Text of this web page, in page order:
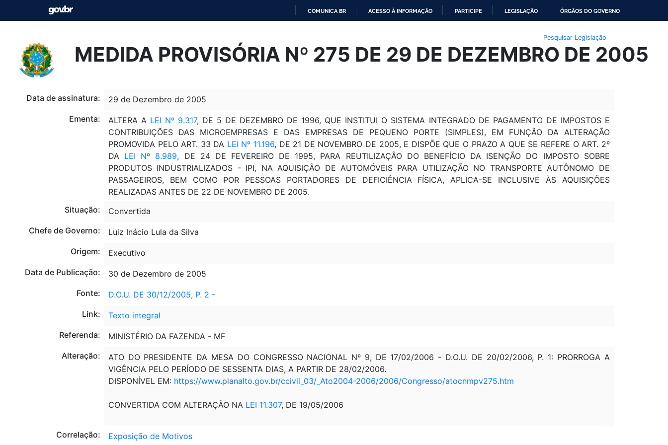
O
CONTEÚDO
COMUNICA BR ACESSO À INFORMAÇÃO PARTICIPE LEGISLAÇÃO ÓRGÃOS DO GOVERNO
Pesquisar Legislação
MEDIDA PROVISÓRIA Nº 275 DE 29 DE DEZEMBRO DE 2005
Data de assinatura:
29 de Dezembro de 2005
Ementa:
ALTERA A LEI Nº 9.317, DE 5 DE DEZEMBRO DE 1996, QUE INSTITUI O SISTEMA INTEGRADO DE PAGAMENTO DE IMPOSTOS E
CONTRIBUIÇÕES DAS MICROEMPRESAS E DAS EMPRESAS DE PEQUENO PORTE (SIMPLES), EM FUNÇÃO DA ALTERAÇÃO
PROMOVIDA PELO ART. 33 DA LEI Nº 11.196, DE 21 DE NOVEMBRO DE 2005, E DISPÕE QUE O PRAZO A QUE SE REFERE O ART. 2º
DA LEI Nº 8.989, DE 24 DE FEVEREIRO DE 1995, PARA REUTILIZAÇÃO DO BENEFÍCIO DA ISENÇÃO DO IMPOSTO SOBRE
PRODUTOS INDUSTRIALIZADOS - IPI, NA AQUISIÇÃO DE AUTOMÓVEIS PARA UTILIZAÇÃO NO TRANSPORTE AUTÔNOMO DE
PASSAGEIROS, BEM COMO POR PESSOAS PORTADORES DE DEFICIÊNCIA FÍSICA, APLICA-SE INCLUSIVE ÀS AQUISIÇÕES
REALIZADAS ANTES DE 22 DE NOVEMBRO DE 2005.
Situação:
Convertida
Chefe de Governo:
Luiz Inácio Lula da Silva
Origem:
Executivo
Data de Publicação:
30 de Dezembro de 2005
Fonte:
D.O.U. DE 30/12/2005, P. 2 -
Link:
Texto integral
Referenda:
MINISTÉRIO DA FAZENDA - MF
Alteração:
ATO DO PRESIDENTE DA MESA DO CONGRESSO NACIONAL Nº 9, DE 17/02/2006 - D.O.U. DE 20/02/2006, P. 1: PRORROGA A
VIGÊNCIA PELO PERÍODO DE SESSENTA DIAS, A PARTIR DE 28/02/2006.
DISPONÍVEL EM: https://www.planalto.gov.br/ccivil_03/_Ato2004-2006/2006/Congresso/atocnmpv275.htm
CONVERTIDA COM ALTERAÇÃO NA LEI 11.307, DE 19/05/2006
Correlação: Exposição de Motivos